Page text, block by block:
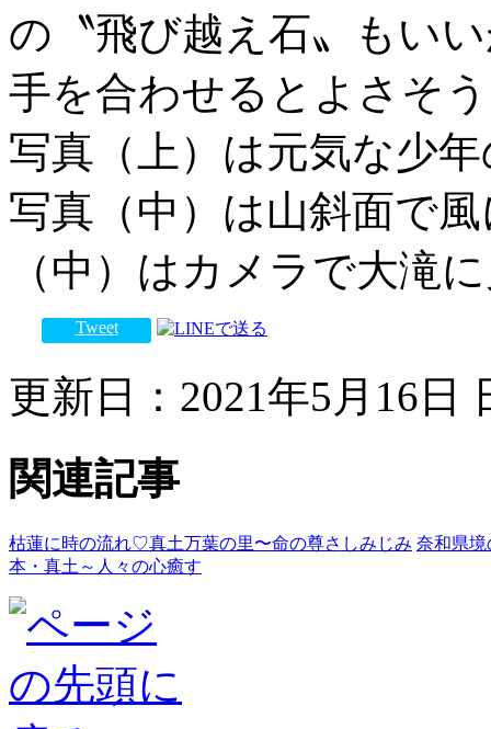
の〝飛び越え石〟もい
手を合わせるとよさそ
写真（上）は元気な少
写真（中）は山斜面で
（中）はカメラで大滝
Tweet
更新日：2021年5月16日
関連記事
枯蓮に時の流れ♡真土万葉の里〜命の尊さしみじみ 奈和県境
本・真土～人々の心癒す